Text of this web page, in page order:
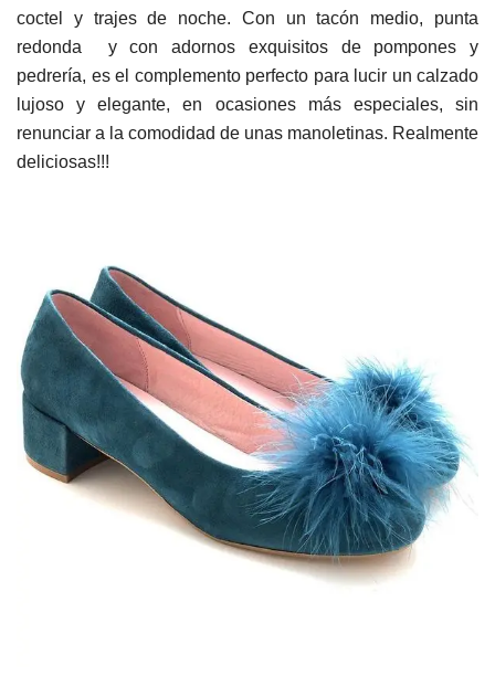
coctel y trajes de noche. Con un tacón medio, punta
redonda y con adornos exquisitos de pompones y
pedrería, es el complemento perfecto para lucir un calzado
lujoso y elegante, en ocasiones más especiales, sin
renunciar a la comodidad de unas manoletinas. Realmente
deliciosas!!!